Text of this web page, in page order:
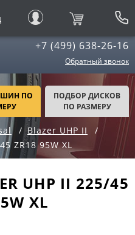
+7 (499) 638-26-16
Обратный звонок
ПО
ПОДБОР ДИСКОВ
ПО РАЗМЕРУ
Blazer UHP II
ZR18 95W XL
UHP II 225/45
XL